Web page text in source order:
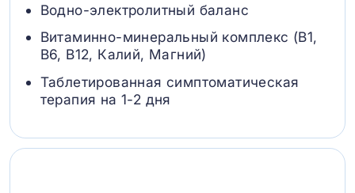
Водно-электролитный баланс
Витаминно-минеральный комплекс (B1,
B6, В12, Калий, Магний)
Таблетированная симптоматическая
терапия на 1-2 дня